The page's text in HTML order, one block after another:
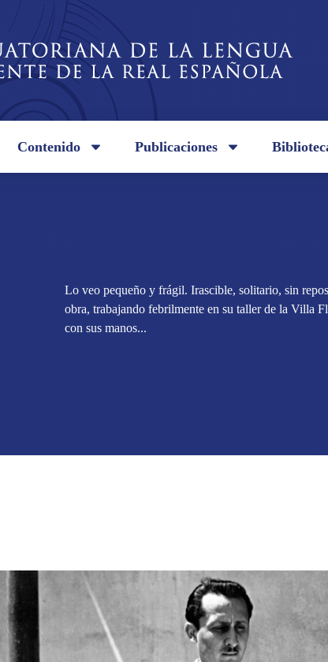
Contenido Publicaciones
Lo veo pequeño y frágil. Irascible, solitario, sin
obra, trabajando febrilmente en su taller de la Villa
con sus manos...